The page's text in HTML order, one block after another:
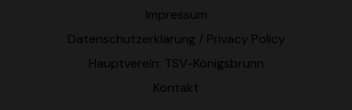
Impressum
Datenschutzerklärung / Privacy Policy
Hauptverein: TSV-Königsbrunn
Kontakt